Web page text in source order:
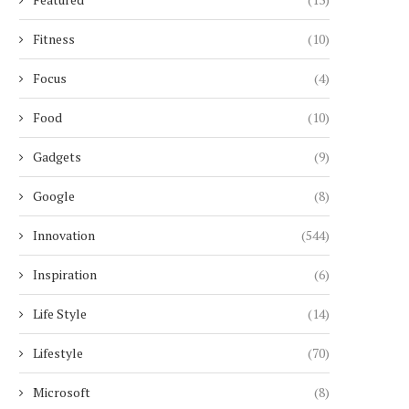
Fitness (10)
Focus (4)
Food (10)
Gadgets (9)
Google (8)
Innovation (544)
Inspiration (6)
Life Style (14)
Lifestyle (70)
Microsoft (8)